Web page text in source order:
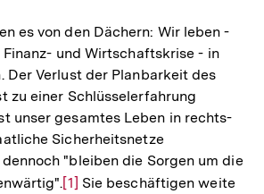
es von den Dächern: Wir leben -
und Wirtschaftskrise - in
Der Verlust der Planbarkeit des
zu einer Schlüsselerfahrung
unser gesamtes Leben in rechts-
Sicherheitsnetze
"bleiben die Sorgen um die
Zur
[1] Sie beschäftigen weite